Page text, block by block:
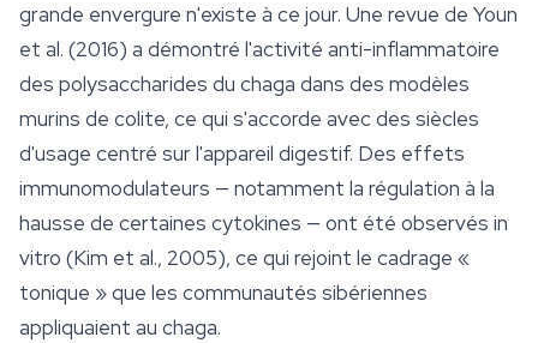
grande envergure n'existe à ce jour. Une revue de Youn
et al. (2016) a démontré l'activité anti-inflammatoire
des polysaccharides du chaga dans des modèles
murins de colite, ce qui s'accorde avec des siècles
d'usage centré sur l'appareil digestif. Des effets
immunomodulateurs — notamment la régulation à la
hausse de certaines cytokines — ont été observés in
vitro (Kim et al., 2005), ce qui rejoint le cadrage «
tonique » que les communautés sibériennes
appliquaient au chaga.